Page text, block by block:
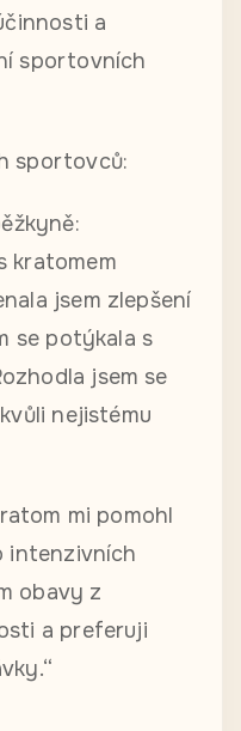
a
sportovních
sportovců:
kratomem
jsem zlepšení
se potýkala s
jsem se
nejistému
mi pomohl
intenzivních
obavy z
a preferuji